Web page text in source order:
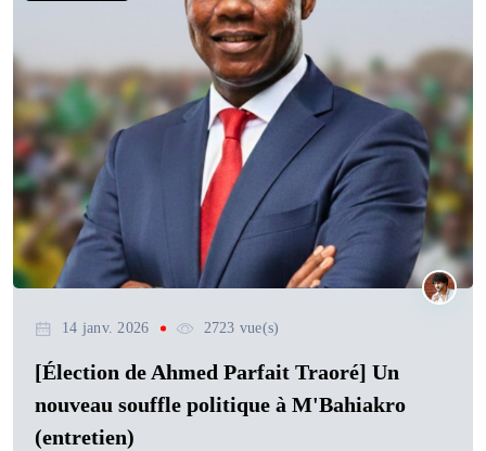
14 janv. 2026 2723 vue(s)
[Élection de Ahmed Parfait Traoré] Un
nouveau souffle politique à M'Bahiakro
(entretien)